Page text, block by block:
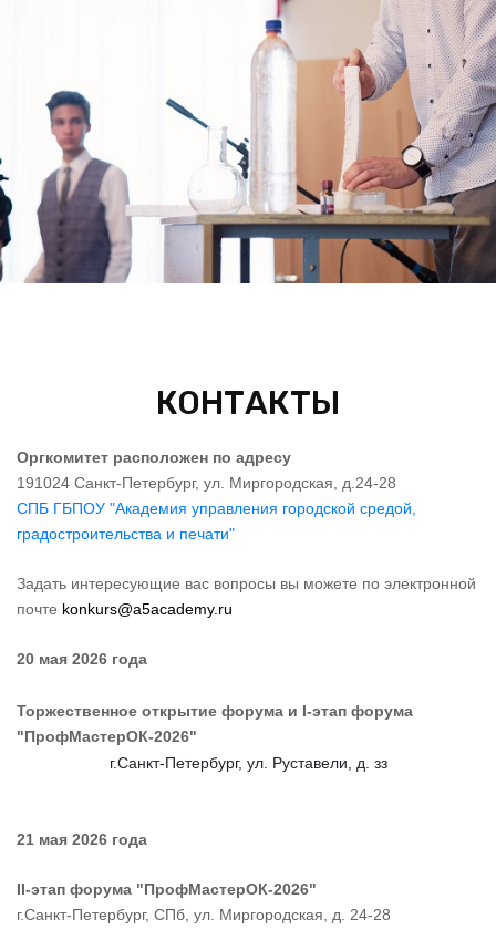
КОНТАКТЫ
Оргкомитет расположен по адресу
191024 Санкт-Петербург, ул. Миргородская, д.24-28
СПБ ГБПОУ "Академия управления городской средой,
градостроительства и печати"
Задать интересующие вас вопросы вы можете по электронной
почте konkurs@a5academy.ru
20 мая 2026 года
Торжественное открытие форума и I-этап форума
"ПрофМастерОК-2026"
г.Санкт-Петербург, ул. Руставели, д. зз
21 мая 2026 года
II-этап форума "ПрофМастерОК-2026"
г.Санкт-Петербург, СПб, ул. Миргородская, д. 24-28